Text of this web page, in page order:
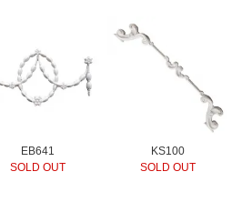
EB641
SOLD OUT
KS100
SOLD OUT